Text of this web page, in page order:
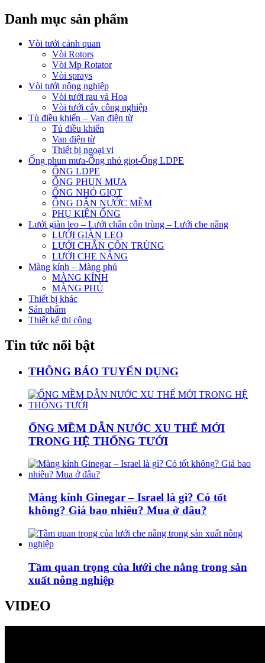
Danh mục sản phẩm
Vòi tưới cảnh quan
Vòi Rotors
Vòi Mp Rotator
Vòi sprays
Vòi tưới nông nghiệp
Vòi tưới rau và Hoa
Vòi tưới cây công nghiệp
Tủ điều khiển – Van điện từ
Tủ điều khiển
Van điện từ
Thiết bị ngoại vi
Ống phun mưa-Ống nhỏ giọt-Ống LDPE
ỐNG LDPE
ỐNG PHUN MƯA
ỐNG NHỎ GIỌT
ỐNG DẪN NƯỚC MỀM
PHỤ KIỆN ỐNG
Lưới giàn leo – Lưới chắn côn trùng – Lưới che nắng
LƯỚI GIÀN LEO
LƯỚI CHẮN CÔN TRÙNG
LƯỚI CHE NẮNG
Màng kính – Màng phủ
MÀNG KÍNH
MÀNG PHỦ
Thiết bị khác
Sản phẩm
Thiết kế thi công
Tin tức nổi bật
THÔNG BÁO TUYỂN DỤNG
ỐNG MỀM DẪN NƯỚC XU THẾ MỚI
TRONG HỆ THỐNG TƯỚI
Màng kính Ginegar – Israel là gì? Có tốt
không? Giá bao nhiêu? Mua ở đâu?
Tầm quan trọng của lưới che nắng trong sản
xuất nông nghiệp
VIDEO